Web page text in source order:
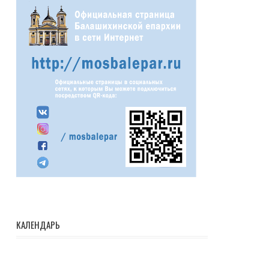
КАЛЕНДАРЬ